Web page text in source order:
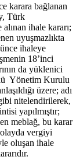
karara bağlanan
Türk
ihale kararı;
uyuşmazlıkta
ihaleye
18’inci
da yüklenici
Yönetim Kurulu
üzere; adı
nitelendirilerek,
yapılmıştır;
meblağ, bu karar
olayda vergiyi
oluşan ihale